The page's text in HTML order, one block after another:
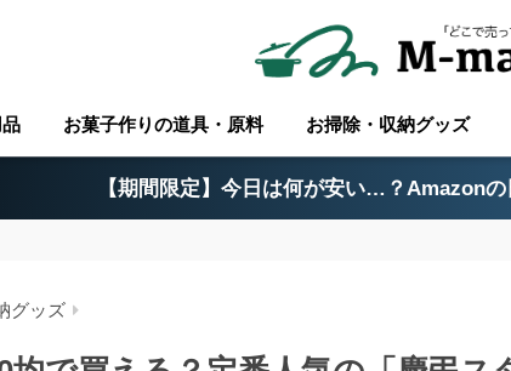
お菓子作りの道具・原料 お掃除・収納グッズ
【期間限定】今日は何が安い…？Amazon
グッズ